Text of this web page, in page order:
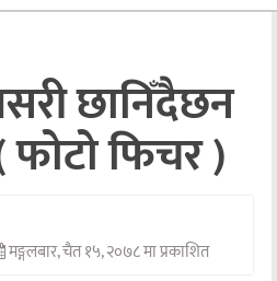
छानिँदैछन
( फोटो फिचर )
मङ्गलबार, चैत १५, २०७८ मा प्रकाशित